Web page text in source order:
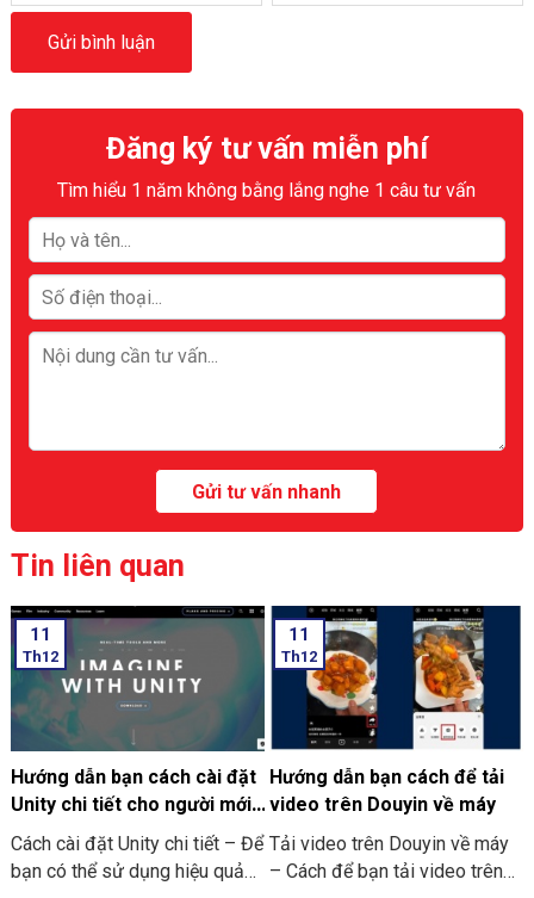
Đăng ký tư vấn miễn phí
Tìm hiểu 1 năm không bằng lắng nghe 1 câu tư vấn
Tin liên quan
11
Th12
Hướng dẫn bạn cách cài đặt
Unity chi tiết cho người mới
bắt đầu
Cách cài đặt Unity chi tiết – Để
bạn có thể sử dụng hiệu quả
11
Th12
Hướng dẫn bạn cách để tải
video trên Douyin về máy
Tải video trên Douyin về máy
– Cách để bạn tải video trên